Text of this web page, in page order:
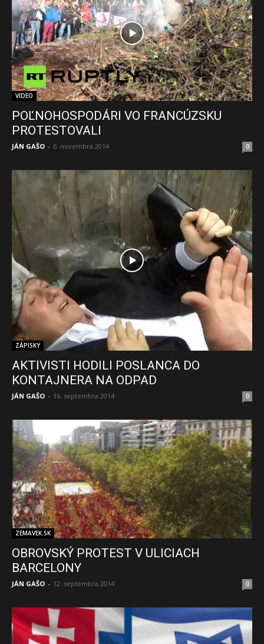
VIDEO
POĽNOHOSPODÁRI VO FRANCÚZSKU
PROTESTOVALI
JÁN GAŠO - 6. novembra 2014 0
ZÁPISKY
AKTIVISTI HODILI POSLANCA DO
KONTAJNERA NA ODPAD
JÁN GAŠO - 16. septembra 2014 0
ZEMAVEK.SK
OBROVSKÝ PROTEST V ULICIACH
BARCELONY
JÁN GAŠO - 12. septembra 2014 0